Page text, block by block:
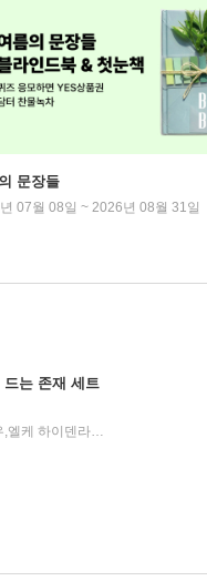
문장들
07월 08일 ~ 2026년 08월 31일
는 존재 세트
고금숙,김하나,김희경,송은혜,신혜우,엘케 하이덴라이히,윤정원,이라영,정수윤,정희진 저/유영미 역